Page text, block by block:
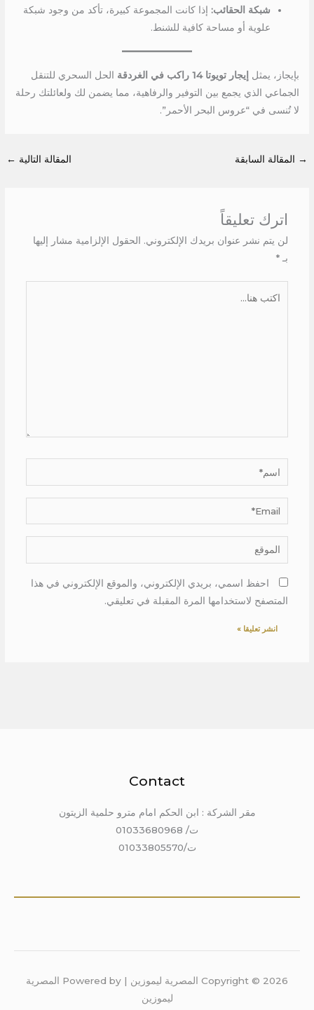
شبكة الحقائب: إذا كانت المجموعة كبيرة، تأكد من وجود شبكة
علوية أو مساحة كافية للشنط.
بإيجاز، يمثل إيجار تويوتا 14 راكب في الغردقة
الحل السحري للتنقل
الجماعي الذي يجمع بين التوفير والرفاهية، مما يضمن لك ولعائلتك رحلة
لا تُنسى في “عروس البحر الأحمر”.
→ المقالة السابقة المقالة التالية ←
اترك تعليقاً
لن يتم نشر عنوان بريدك الإلكتروني. الحقول الإلزامية مشار إليها
بـ *
اسم*
Email*
الموقع
احفظ اسمي، بريدي الإلكتروني، والموقع الإلكتروني في هذا
المتصفح لاستخدامها المرة المقبلة في تعليقي.
Contact
مقر الشركة : ابن الحكم امام مترو حلمية الزيتون
ت/ 01033680968
ت/01033805570
Copyright © 2026 المصرية ليموزين | Powered by المصرية
ليموزين